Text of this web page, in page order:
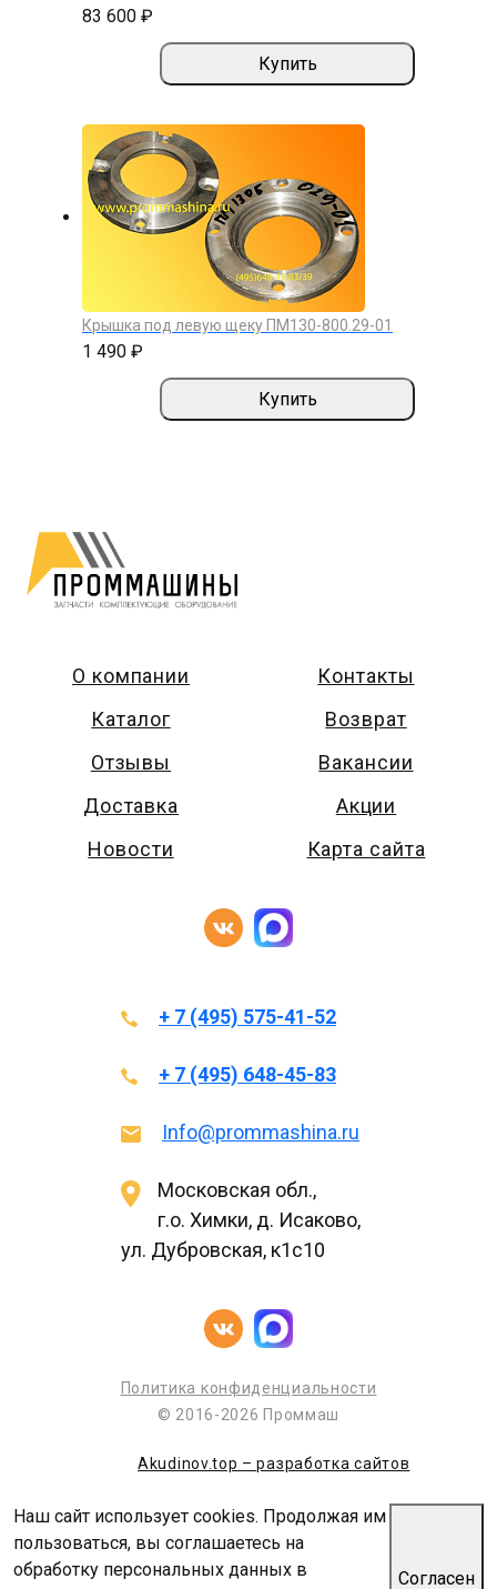
83 600 ₽
Купить
Крышка под левую щеку ПМ130-800.29-01
1 490 ₽
Купить
О компании
Каталог
Отзывы
Доставка
Новости
Контакты
Возврат
Вакансии
Акции
Карта сайта
+ 7 (495) 575-41-52
+ 7 (495) 648-45-83
Info@prommashina.ru
Московская обл.,
г.о. Химки, д. Исаково,
ул. Дубровская, к1с10
Политика конфиденциальности
© 2016-2026 Проммаш
Akudinov.top – разработка сайтов
Наш сайт использует cookies. Продолжая им
пользоваться, вы соглашаетесь на
обработку персональных данных в
Согласен